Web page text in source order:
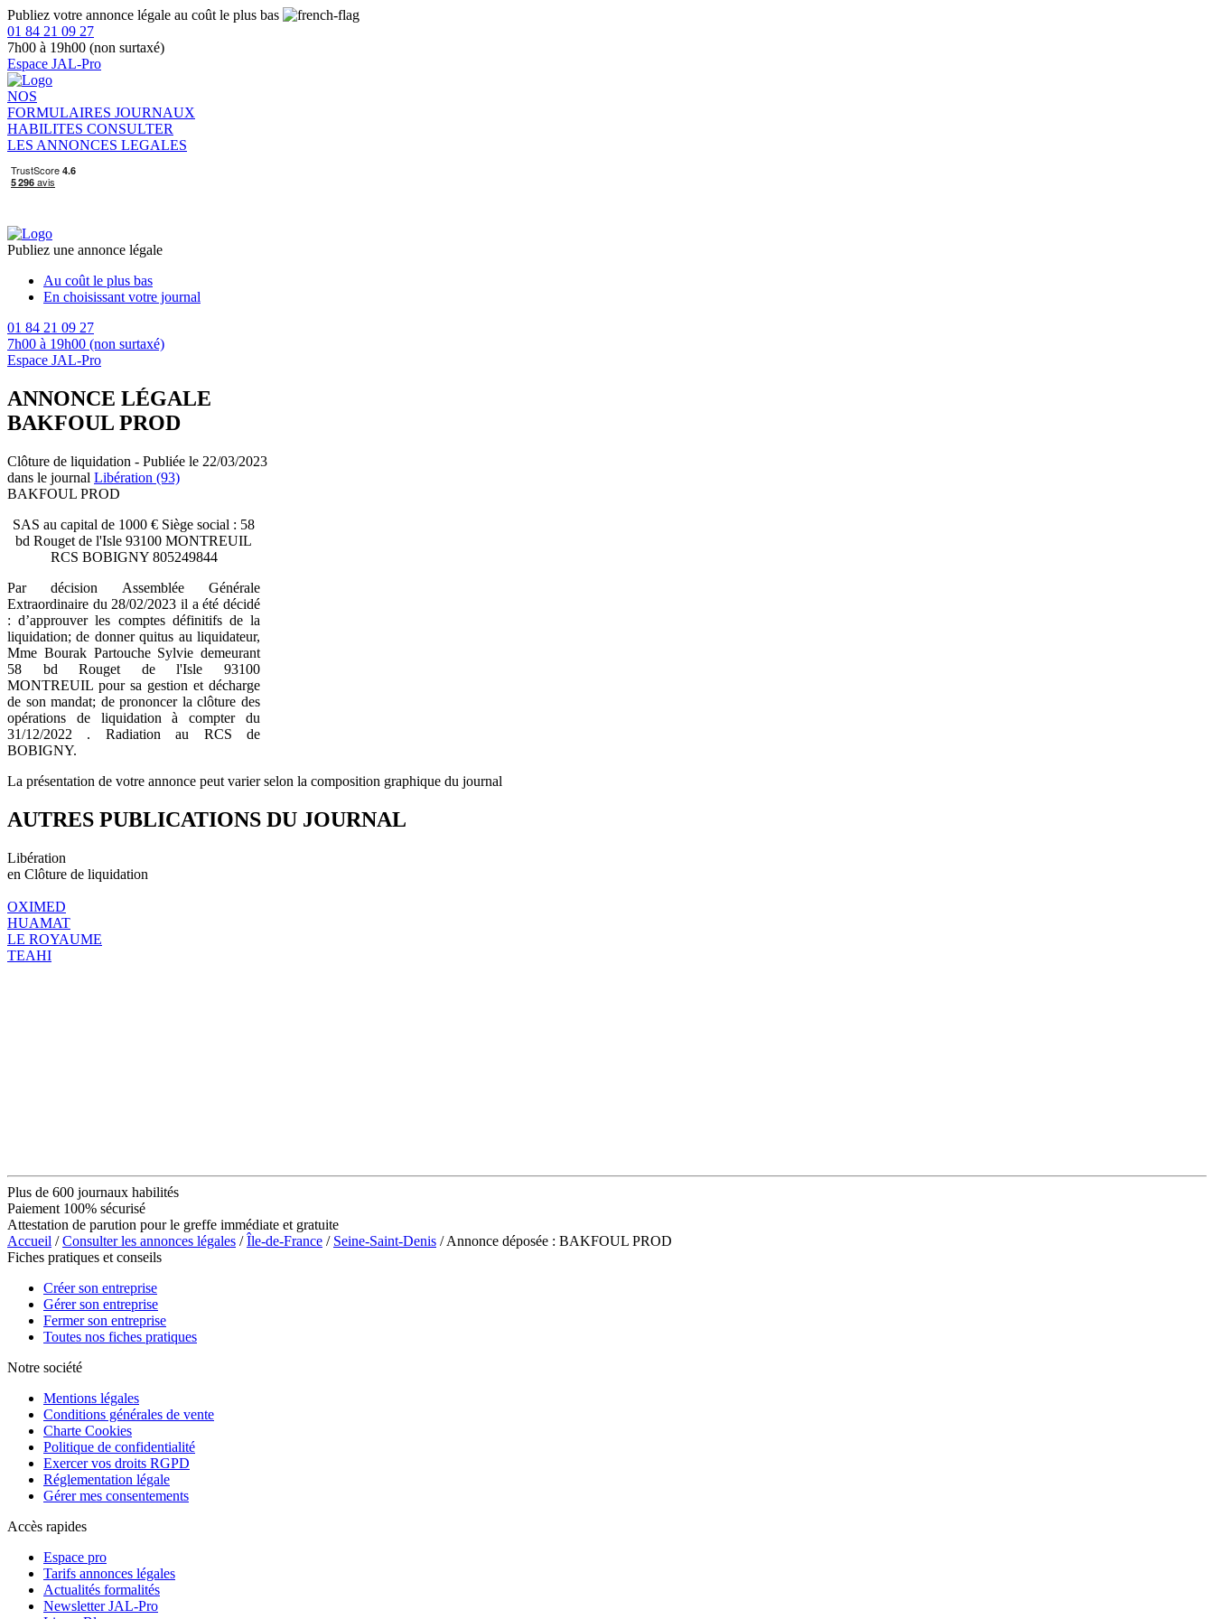
Publiez votre annonce légale au coût le plus bas
01 84 21 09 27
7h00 à 19h00 (non surtaxé)
Espace JAL-Pro
NOS
FORMULAIRES JOURNAUX
HABILITES CONSULTER
LES ANNONCES LEGALES
Publiez une annonce légale
Au coût le plus bas
En choisissant votre journal
01 84 21 09 27
7h00 à 19h00 (non surtaxé)
Espace JAL-Pro
ANNONCE LÉGALE
BAKFOUL PROD
Clôture de liquidation - Publiée le 22/03/2023
dans le journal Libération (93)
BAKFOUL PROD
SAS au capital de 1000 € Siège social : 58
bd Rouget de l'Isle 93100 MONTREUIL
RCS BOBIGNY 805249844
Par décision Assemblée Générale
Extraordinaire du 28/02/2023 il a été décidé
: d’approuver les comptes définitifs de la
liquidation; de donner quitus au liquidateur,
Mme Bourak Partouche Sylvie demeurant
58 bd Rouget de l'Isle 93100
MONTREUIL pour sa gestion et décharge
de son mandat; de prononcer la clôture des
opérations de liquidation à compter du
31/12/2022 . Radiation au RCS de
BOBIGNY.
La présentation de votre annonce peut varier selon la composition graphique du journal
AUTRES PUBLICATIONS DU JOURNAL
Libération
en Clôture de liquidation
OXIMED
HUAMAT
LE ROYAUME
TEAHI
Plus de 600 journaux habilités
Paiement 100% sécurisé
Attestation de parution pour le greffe immédiate et gratuite
Accueil /Consulter les annonces légales /Île-de-France / Seine-Saint-Denis / Annonce déposée : BAKFOUL PROD
Fiches pratiques et conseils
Créer son entreprise
Gérer son entreprise
Fermer son entreprise
Toutes nos fiches pratiques
Notre société
Mentions légales
Conditions générales de vente
Charte Cookies
Politique de confidentialité
Exercer vos droits RGPD
Réglementation légale
Gérer mes consentements
Accès rapides
Espace pro
Tarifs annonces légales
Actualités formalités
Newsletter JAL-Pro